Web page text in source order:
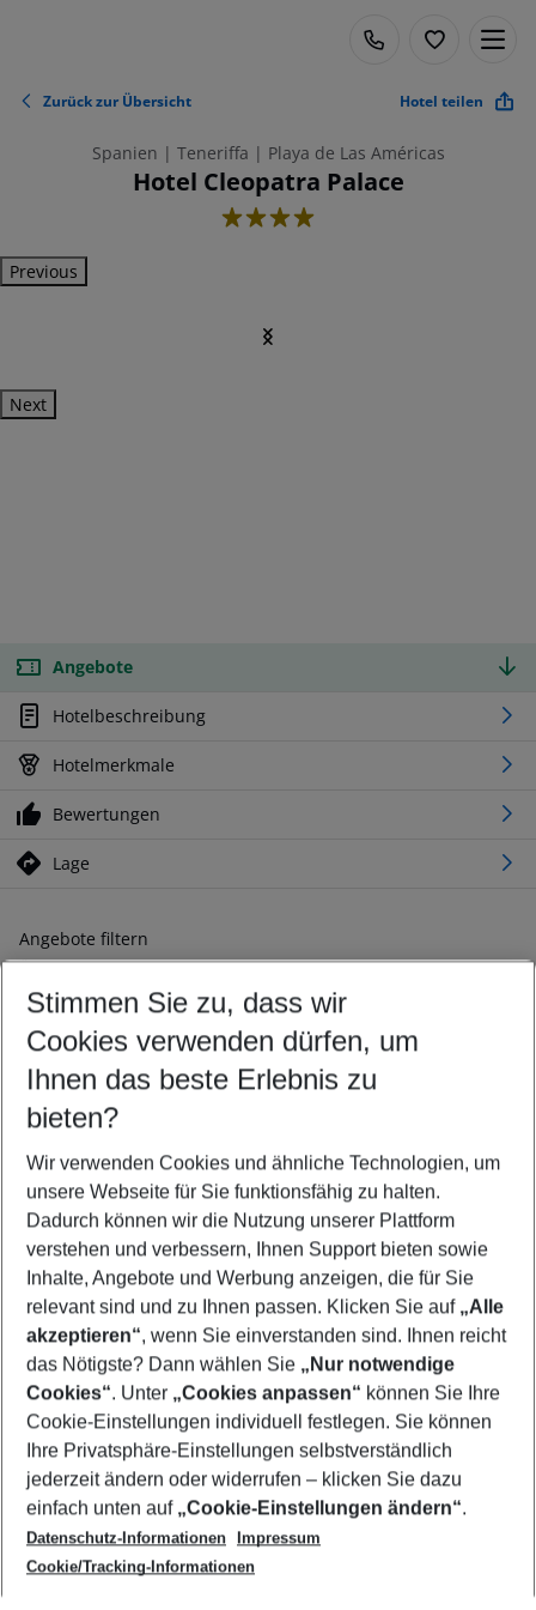
Zurück zur Übersicht Hotel teilen
Spanien | Teneriffa | Playa de Las Américas
Hotel Cleopatra Palace
4
Previous
Next
Angebote
Hotelbeschreibung
Hotelmerkmale
Bewertungen
Lage
Angebote filtern
Ändern Sie Ihre Kriterien nach Ihren Wünschen
Abflughafen wählen
Beliebiger Abflughafen
Reisezeitraum wählen
10.08.26– 08.08.27 5-8 Nächte
2 Erwachsene Keine Kinder
Mehr Filter anzeigen
Footer
Footer navigation
Über uns
AGB
Cookie-Einstellungen ändern
Cookie-Richtlinie
Datenschutz
Service & Hilfe
Barrierefreies Reisen
Check-in
Folgen Sie uns
Stimmen Sie zu, dass wir
Cookies verwenden dürfen, um
Ihnen das beste Erlebnis zu
bieten?
Wir verwenden Cookies und ähnliche Technologien, um
unsere Webseite für Sie funktionsfähig zu halten.
Dadurch können wir die Nutzung unserer Plattform
verstehen und verbessern, Ihnen Support bieten sowie
Inhalte, Angebote und Werbung anzeigen, die für Sie
relevant sind und zu Ihnen passen. Klicken Sie auf „Alle
akzeptieren“, wenn Sie einverstanden sind. Ihnen reicht
das Nötigste? Dann wählen Sie „Nur notwendige
Cookies“. Unter „Cookies anpassen“ können Sie Ihre
Cookie-Einstellungen individuell festlegen. Sie können
Ihre Privatsphäre-Einstellungen selbstverständlich
jederzeit ändern oder widerrufen – klicken Sie dazu
einfach unten auf „Cookie-Einstellungen ändern“.
Datenschutz-Informationen
Impressum
Cookie/Tracking-Informationen